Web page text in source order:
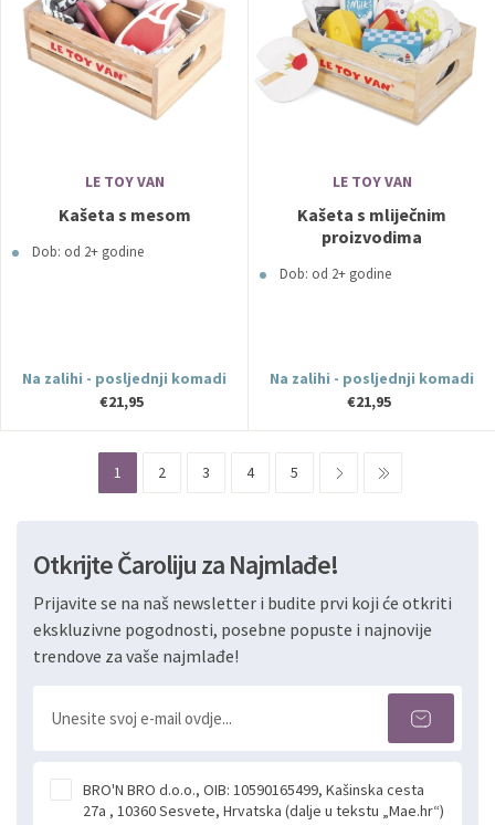
LE TOY VAN
Kašeta s mesom
Dob: od 2+ godine
Na zalihi - posljednji komadi
€21,95
LE TOY VAN
Kašeta s mliječnim
proizvodima
Dob: od 2+ godine
Na zalihi - posljednji komadi
€21,95
1 2 3 4 5
Otkrijte Čaroliju za Najmlađe!
Prijavite se na naš newsletter i budite prvi koji će otkriti
ekskluzivne pogodnosti, posebne popuste i najnovije
trendove za vaše najmlađe!
BRO'N BRO d.o.o., OIB: 10590165499, Kašinska cesta
27a , 10360 Sesvete, Hrvatska (dalje u tekstu „Mae.hr“)